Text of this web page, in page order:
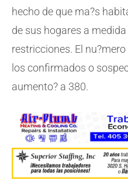
hecho de que ma?s
de sus hogares a
restricciones. El
los confirmados o
aumento? a 380.